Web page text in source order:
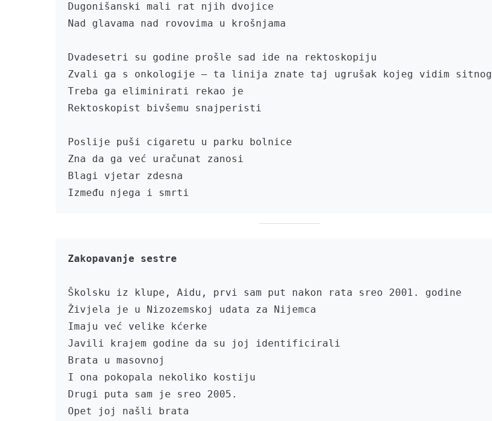
Dugonišanski mali rat njih dvojice
Nad glavama nad rovovima u krošnjama
Dvadesetri su godine prošle sad ide na rektoskopiju
Zvali ga s onkologije – ta linija znate taj ugrušak kojeg vidim sitnog
Treba ga eliminirati rekao je
Rektoskopist bivšemu snajperisti
Poslije puši cigaretu u parku bolnice
Zna da ga već uračunat zanosi
Blagi vjetar zdesna
Zakopavanje sestre
Školsku iz klupe, Aidu, prvi sam put nakon rata sreo 2001. godine
Živjela je u Nizozemskoj udata za Nijemca
Imaju već velike kćerke
Javili krajem godine da su joj identificirali
Brata u masovnoj
I ona pokopala nekoliko kostiju
Drugi puta sam je sreo 2005.
Opet joj našli brata